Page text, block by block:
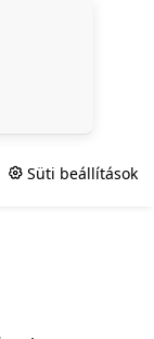
Süti beállítások